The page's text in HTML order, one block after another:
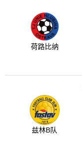
荷路比纳
兹林B队